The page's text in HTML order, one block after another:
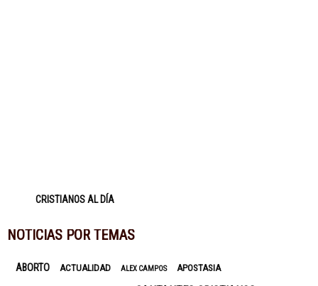
CRISTIANOS AL DÍA
NOTICIAS POR TEMAS
ABORTO ACTUALIDAD ALEX CAMPOS APOSTASIA